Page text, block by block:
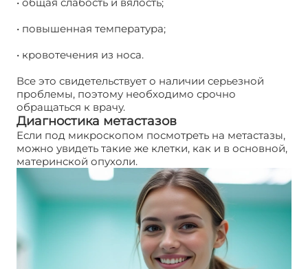
• повышенная температура;
• кровотечения из носа.
Все это свидетельствует о наличии серьезной
проблемы, поэтому необходимо срочно
обращаться к врачу.
Диагностика метастазов
Если под микроскопом посмотреть на метастазы,
можно увидеть такие же клетки, как и в основной,
материнской опухоли.